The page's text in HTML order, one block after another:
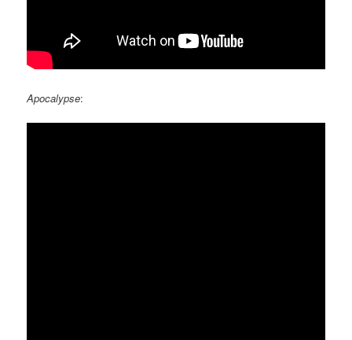
Apocalypse: